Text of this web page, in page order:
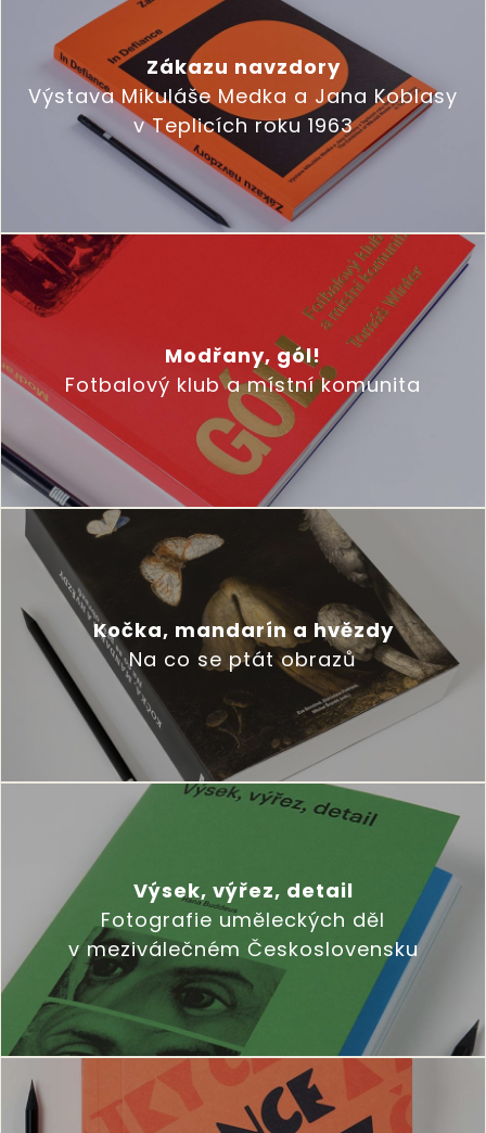
Zákazu navzdory
Výstava Mikuláše Medka a Jana Koblasy
v Teplicích roku 1963
Modřany, gól!
Fotbalový klub a místní komunita
Kočka, mandarín a hvězdy
Na co se ptát obrazů
Výsek, výřez, detail
Fotografie uměleckých děl
v meziválečném Československu